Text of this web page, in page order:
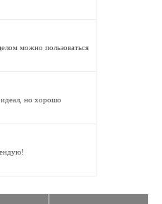
можно пользоваться
но хорошо